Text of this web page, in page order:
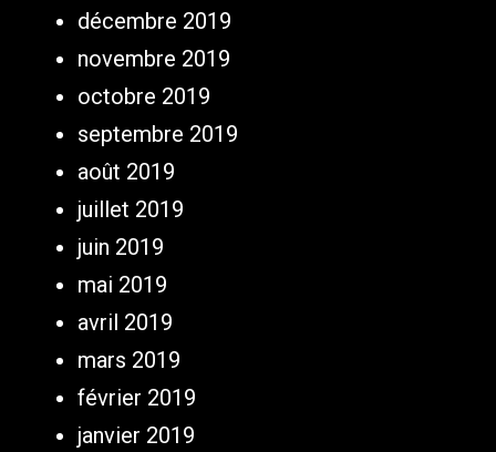
décembre 2019
novembre 2019
octobre 2019
septembre 2019
août 2019
juillet 2019
juin 2019
mai 2019
avril 2019
mars 2019
février 2019
janvier 2019